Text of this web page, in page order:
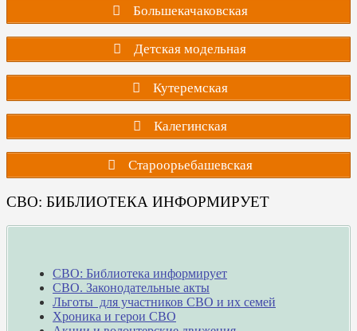
Большекачаковская
Детская модельная
Кутеремская
Калегинская
Староорьебашевская
СВО: БИБЛИОТЕКА ИНФОРМИРУЕТ
СВО: Библиотека информирует
СВО. Законодательные акты
Льготы для участников СВО и их семей
Хроника и герои СВО